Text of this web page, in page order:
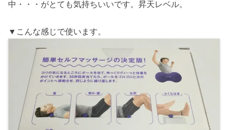
中・・・がとても気持ちいいです。昇天レベル。
▼こんな感じで使います。